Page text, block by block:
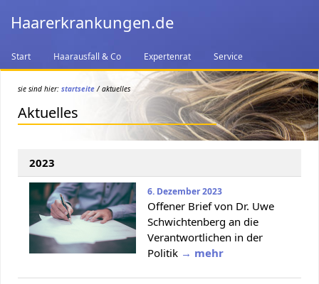
Haarerkrankungen.de
Start Haarausfall & Co Expertenrat Service
sie sind hier: startseite/ aktuelles
Aktuelles
2023
6. Dezember 2023
Offener Brief von Dr. Uwe
Schwichtenberg an die
Verantwortlichen in der
Politik → mehr